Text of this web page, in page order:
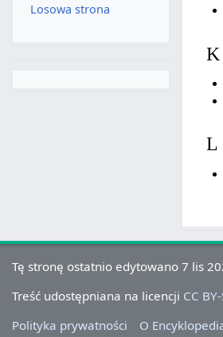
K
L
Losowa strona
Tę stronę ostatnio edytowano 7 lis
Treść udostępniana na licencji CC
Polityka prywatności
O